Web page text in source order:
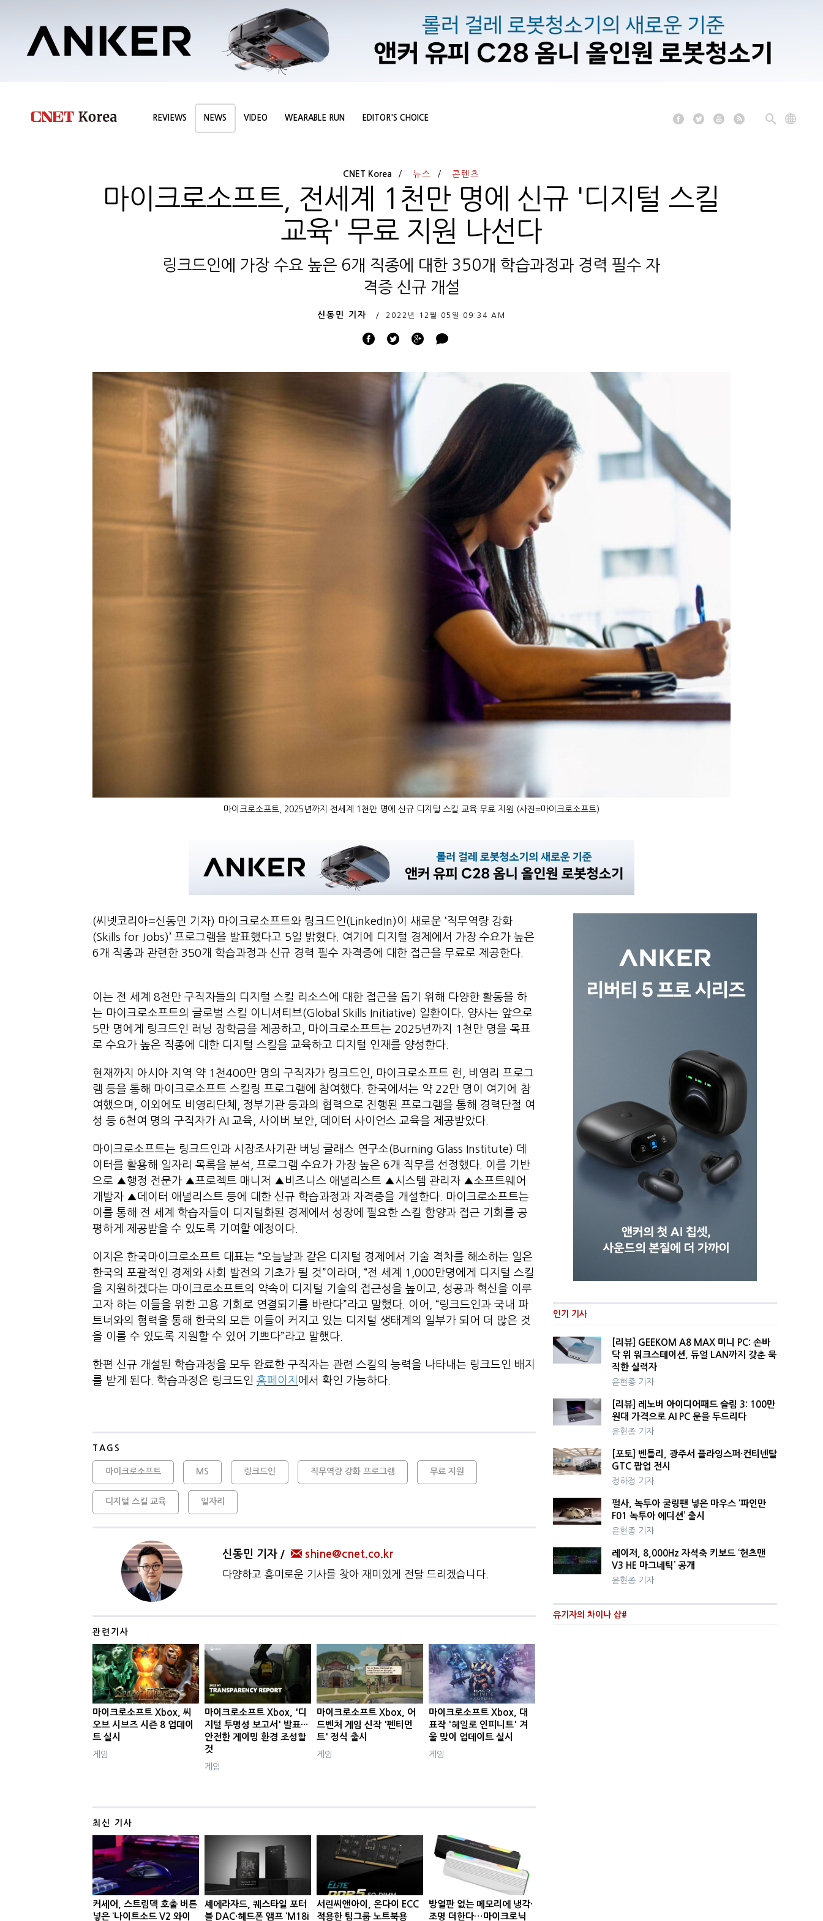
REVIEWS NEWS VIDEO WEARABLE RUN EDITOR'S CHOICE
CNET Korea 뉴스 콘텐츠
마이크로소프트, 전세계 1천만 명에 신규 '디지털 스킬
교육' 무료 지원 나선다
링크드인에 가장 수요 높은 6개 직종에 대한 350개 학습과정과 경력 필수 자
격증 신규 개설
신동민 기자 2022년 12월 05일 09:34 AM
마이크로소프트, 2025년까지 전세계 1천만 명에 신규 디지털 스킬 교육 무료 지원 (사진=마이크로소프트)
(씨넷코리아=신동민 기자) 마이크로소프트와 링크드인(LinkedIn)이 새로운 ‘직무역량 강화
(Skills for Jobs)’ 프로그램을 발표했다고 5일 밝혔다. 여기에 디지털 경제에서 가장 수요가 높은
6개 직종과 관련한 350개 학습과정과 신규 경력 필수 자격증에 대한 접근을 무료로 제공한다.
이는 전 세계 8천만 구직자들의 디지털 스킬 리소스에 대한 접근을 돕기 위해 다양한 활동을 하
는 마이크로소프트의 글로벌 스킬 이니셔티브(Global Skills Initiative) 일환이다. 양사는 앞으로
5만 명에게 링크드인 러닝 장학금을 제공하고, 마이크로소프트는 2025년까지 1천만 명을 목표
로 수요가 높은 직종에 대한 디지털 스킬을 교육하고 디지털 인재를 양성한다.
현재까지 아시아 지역 약 1천400만 명의 구직자가 링크드인, 마이크로소프트 런, 비영리 프로그
램 등을 통해 마이크로소프트 스킬링 프로그램에 참여했다. 한국에서는 약 22만 명이 여기에 참
여했으며, 이외에도 비영리단체, 정부기관 등과의 협력으로 진행된 프로그램을 통해 경력단절 여
성 등 6천여 명의 구직자가 AI 교육, 사이버 보안, 데이터 사이언스 교육을 제공받았다.
마이크로소프트는 링크드인과 시장조사기관 버닝 글래스 연구소(Burning Glass Institute) 데
이터를 활용해 일자리 목록을 분석, 프로그램 수요가 가장 높은 6개 직무를 선정했다. 이를 기반
으로 ▲행정 전문가 ▲프로젝트 매니저 ▲비즈니스 애널리스트 ▲시스템 관리자 ▲소프트웨어
개발자 ▲데이터 애널리스트 등에 대한 신규 학습과정과 자격증을 개설한다. 마이크로소프트는
이를 통해 전 세계 학습자들이 디지털화된 경제에서 성장에 필요한 스킬 함양과 접근 기회를 공
평하게 제공받을 수 있도록 기여할 예정이다.
이지은 한국마이크로소프트 대표는 “오늘날과 같은 디지털 경제에서 기술 격차를 해소하는 일은
한국의 포괄적인 경제와 사회 발전의 기초가 될 것”이라며, “전 세계 1,000만명에게 디지털 스킬
을 지원하겠다는 마이크로소프트의 약속이 디지털 기술의 접근성을 높이고, 성공과 혁신을 이루
고자 하는 이들을 위한 고용 기회로 연결되기를 바란다”라고 말했다. 이어, “링크드인과 국내 파
트너와의 협력을 통해 한국의 모든 이들이 커지고 있는 디지털 생태계의 일부가 되어 더 많은 것
을 이룰 수 있도록 지원할 수 있어 기쁘다”라고 말했다.
한편 신규 개설된 학습과정을 모두 완료한 구직자는 관련 스킬의 능력을 나타내는 링크드인 배지
를 받게 된다. 학습과정은 링크드인 홈페이지 에서 확인 가능하다.
TAGS
마이크로소프트 MS 링크드인 직무역량 강화 프로그램 무료 지원
디지털 스킬 교육 일자리
신동민 기자 shine@cnet.co.kr
다양하고 흥미로운 기사를 찾아 재미있게 전달 드리겠습니다.
관련기사
마이크로소프트 Xbox, 씨
오브 시브즈 시즌 8 업데이
트 실시
게임
마이크로소프트 Xbox, '디
지털 투명성 보고서' 발표···
안전한 게이밍 환경 조성할
것
게임
마이크로소프트 Xbox, 어
드벤처 게임 신작 '펜티먼
트' 정식 출시
게임
마이크로소프트 Xbox, 대
표작 '헤일로 인피니트' 겨
울 맞이 업데이트 실시
게임
최신 기사
커세어, 스트림덱 호출 버튼
넣은 ‘나이트소드 V2 와이
셰에라자드, 퀘스타일 포터
블 DAC·헤드폰 앰프 ‘M18i
서린씨앤아이, 온다이 ECC
적용한 팀그룹 노트북용
방열판 없는 메모리에 냉각·
조명 더한다…마이크로닉
인기 기사
[리뷰] GEEKOM A8 MAX 미니 PC: 손바
닥 위 워크스테이션, 듀얼 LAN까지 갖춘 묵
직한 실력자
윤현종 기자
[리뷰] 레노버 아이디어패드 슬림 3: 100만
원대 가격으로 AI PC 문을 두드리다
윤현종 기자
[포토] 벤틀리, 광주서 플라잉스퍼·컨티넨탈
GTC 팝업 전시
정하정 기자
펄사, 녹투아 쿨링팬 넣은 마우스 ‘파인만
F01 녹투아 에디션’ 출시
윤현종 기자
레이저, 8,000Hz 자석축 키보드 ‘헌츠맨
V3 HE 마그네틱’ 공개
윤현종 기자
유기자의 차이나 샵#